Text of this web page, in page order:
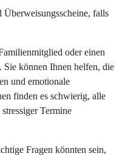
falls
oder einen
können Ihnen helfen, die
und emotionale
finden es schwierig, alle
Termine
Fragen könnten sein,